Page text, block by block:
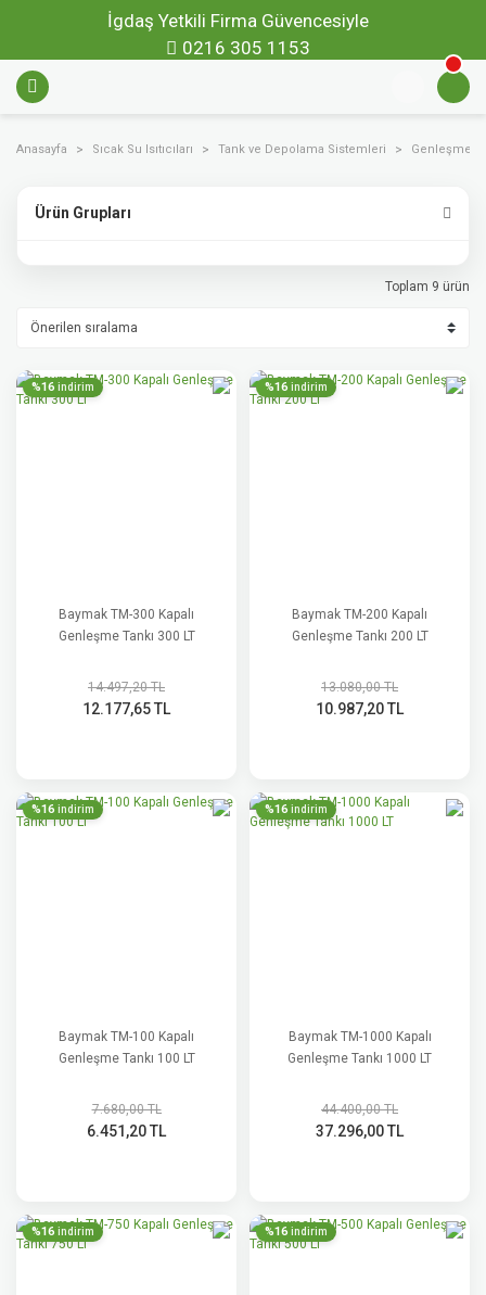
İgdaş Yetkili Firma Güvencesiyle
0216 305 1153
Anasayfa Sıcak Su Isıtıcıları Tank ve Depolama Sistemleri Genleşme
Ürün Grupları
Toplam 9 ürün
%16 indirim
Baymak TM-300 Kapalı
Genleşme Tankı 300 LT
14.497,20 TL
12.177,65 TL
%16 indirim
Baymak TM-200 Kapalı
Genleşme Tankı 200 LT
13.080,00 TL
10.987,20 TL
%16 indirim
Baymak TM-100 Kapalı
Genleşme Tankı 100 LT
7.680,00 TL
6.451,20 TL
%16 indirim
Baymak TM-1000 Kapalı
Genleşme Tankı 1000 LT
44.400,00 TL
37.296,00 TL
%16 indirim %16 indirim